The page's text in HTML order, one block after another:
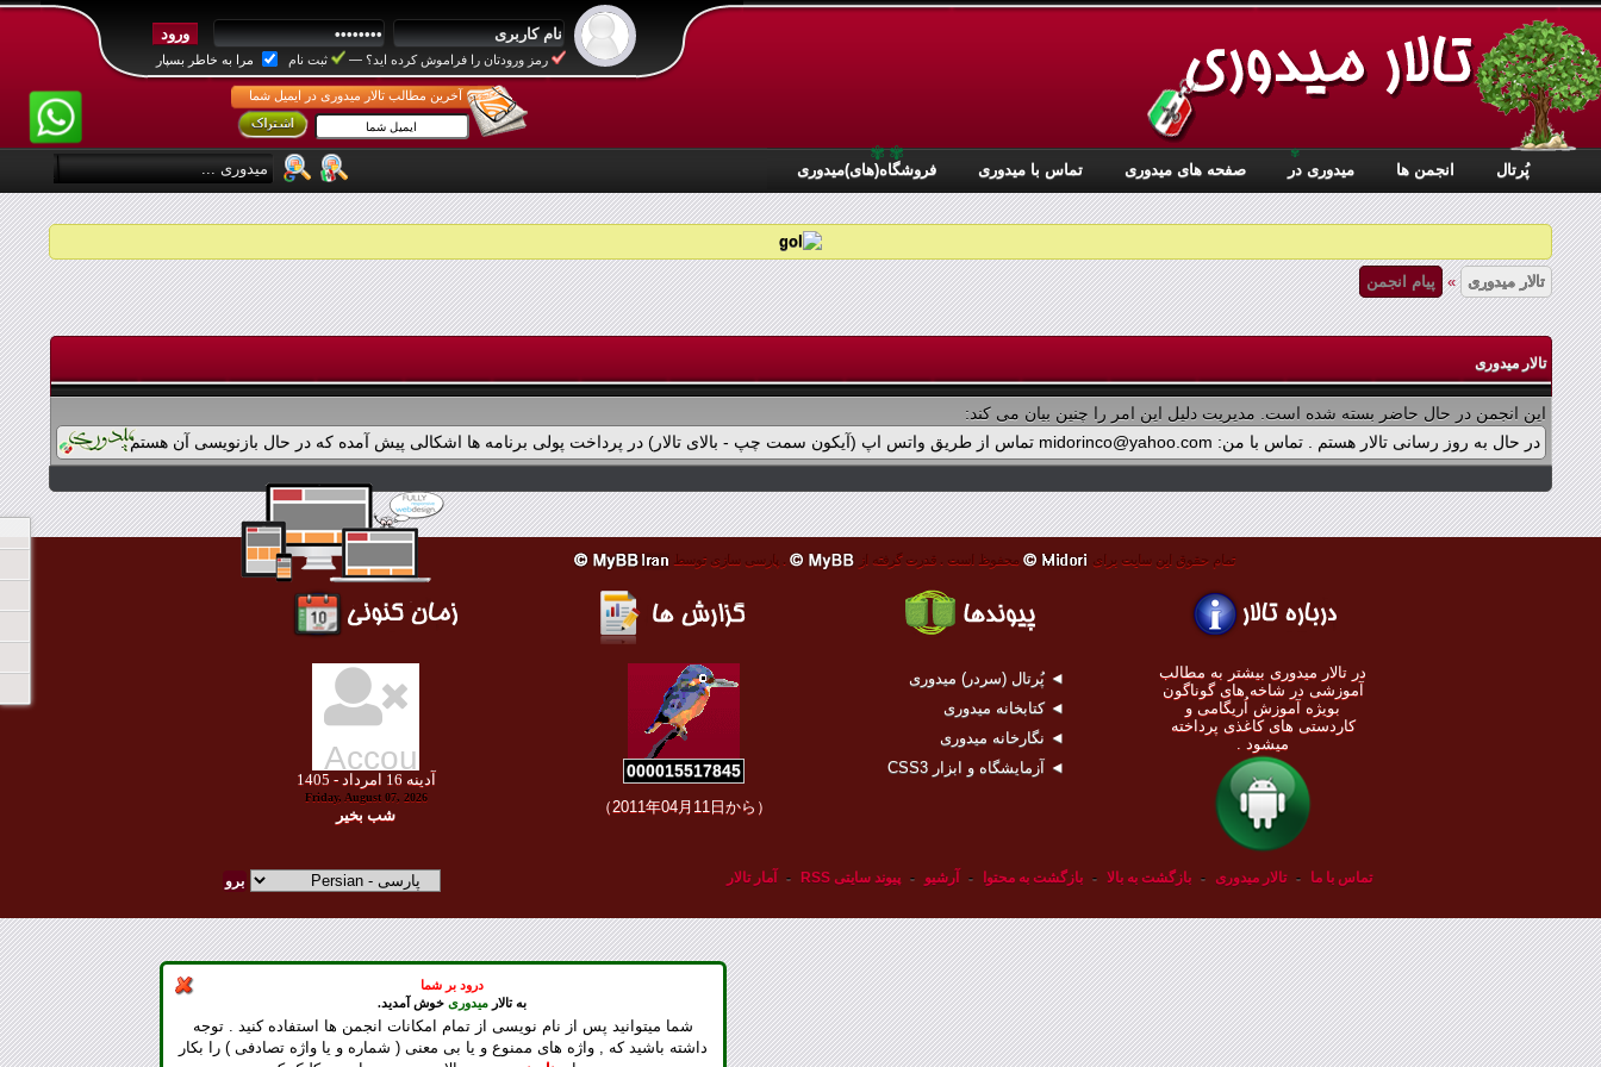
رمز ورودتان را فراموش کرده اید؟ — ثبت نام مرا به خاطر بسپار
درود بر شما
به تالار میدوریخوش آمدید.
شما میتوانید پس از نام نویسی از تمام امکانات انجمن ها استفاده کنید . توجه
داشته باشید که , واژه های ممنوع و یا بی معنی ( شماره و یا واژه تصادفی ) را بکار
آخرین مطالب تالار میدوری در ایمیل شما
پُرتال انجمن ها ميدوری در صفحه های میدوری تماس با میدوری فروشگاه(های)میدوری
تالار میدوری » پیام انجمن
تالار میدوری
این انجمن در حال حاضر بسته شده است. مدیریت دلیل این امر را چنین بیان می کند:
در حال به روز رسانی تالار هستم . تماس با من: midorinco@yahoo.com تماس از طریق واتس اپ (آیکون سمت چپ - بالای تالار) در پرداخت پولی برنامه ها اشکالی پیش آمده که در حال بازنویسی آن هستم .
تمام حقوق اين سايت برای محفوظ است .قدرت گرفته از .پارسی سازی توسط
آدينه امرداد - 1405
Friday, August 07, 2026
شب بخير
000015517845
（2011年04月11日から）
◄ پُرتال (سردر) میدوری
◄ کتابخانه میدوری
◄ نگارخانه میدوری
◄ آزمایشگاه و ابزار CSS3
در تالار میدوری بيشتر به مطالب
آموزشی در شاخه های گوناگون
بویژه آموزش اُريگامی و
کاردستی های کاغذی پرداخته
ميشود .
تماس با ما - تالار میدوری - بازگشت به بالا - بازگشت به محتوا - آرشیو - پیوند سایتی RSS - آمار تالار
✾ ✾
✾